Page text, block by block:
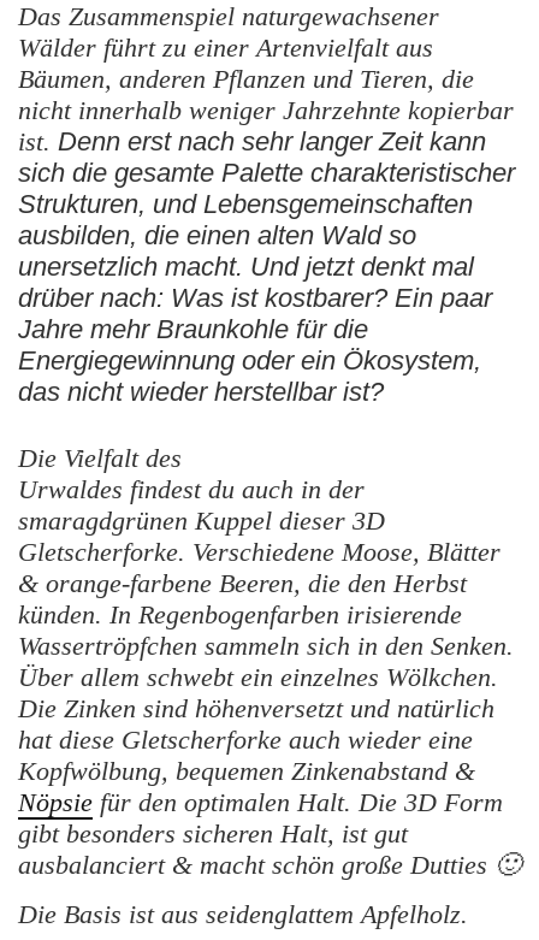
Das Zusammenspiel naturgewachsener
Wälder führt zu einer Artenvielfalt aus
Bäumen, anderen Pflanzen und Tieren, die
nicht innerhalb weniger Jahrzehnte kopierbar
ist. Denn erst nach sehr langer Zeit kann
sich die gesamte Palette charakteristischer
Strukturen, und Lebensgemeinschaften
ausbilden, die einen alten Wald so
unersetzlich macht. Und jetzt denkt mal
drüber nach: Was ist kostbarer? Ein paar
Jahre mehr Braunkohle für die
Energiegewinnung oder ein Ökosystem,
das nicht wieder herstellbar ist?
Die Vielfalt des
Urwaldes findest du auch in der
smaragdgrünen Kuppel dieser 3D
Gletscherforke. Verschiedene Moose, Blätter
& orange-farbene Beeren, die den Herbst
künden. In Regenbogenfarben irisierende
Wassertröpfchen sammeln sich in den Senken.
Über allem schwebt ein einzelnes Wölkchen.
Die Zinken sind höhenversetzt und natürlich
hat diese Gletscherforke auch wieder eine
Kopfwölbung, bequemen Zinkenabstand &
Nöpsie für den optimalen Halt. Die 3D Form
gibt besonders sicheren Halt, ist gut
ausbalanciert & macht schön große Dutties 🙂
Die Basis ist aus seidenglattem Apfelholz.